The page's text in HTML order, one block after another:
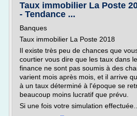
Taux immobilier La Poste
- Tendance ...
Banques
Taux immobilier La Poste 2018
Il existe très peu de chances que
courtier vous dire que les taux dans
finance ne sont pas soumis à des
varient mois après mois, et il arrive
à un taux déterminé à l'époque se
beaucoup moins lucratif que prévu.
Si une fois votre simulation effectuée...